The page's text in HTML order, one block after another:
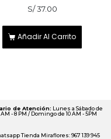
S/37.00
Añadir Al Carrito
de Atención: Lunes a Sábado de
AM - 8 PM / Domingo de 10 AM - 5PM
Tienda Miraflores: 967 139 945